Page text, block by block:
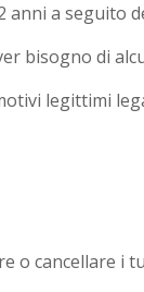
a seguito
bisogno di
legittimi
o cancellare i